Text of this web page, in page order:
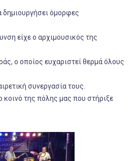
δημιουργήσει όμορφες
είχε ο αρχιμουσικός της
ο οποίος ευχαριστεί θερμά όλους
συνεργασία τους.
κοινό της πόλης μας που στήριξε